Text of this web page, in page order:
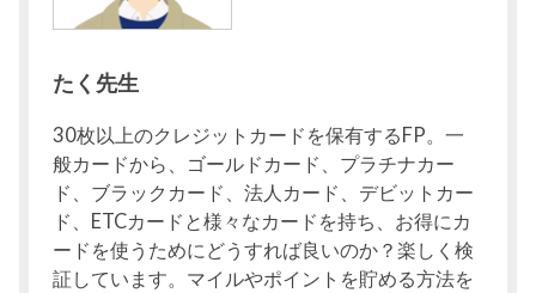
たく先生
30枚以上のクレジットカードを保有するFP。一
般カードから、ゴールドカード、プラチナカー
ド、ブラックカード、法人カード、デビットカー
ド、ETCカードと様々なカードを持ち、お得にカ
ードを使うためにどうすれば良いのか？楽しく検
証しています。マイルやポイントを貯める方法を